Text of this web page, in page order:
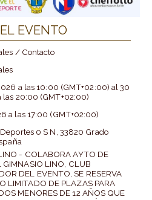
EVENTO
/ Contacto
a las10:00 (GMT+02:00) al30
las 20:00 (GMT+02:00)
a las17:00 (GMT+02:00)
0 S N, 33820 Grado
- COLABORA AYTO DE
GIMNASIO LINO, CLUB
DEL EVENTO, SE RESERVA
LIMITADO DE PLAZAS PARA
MENORES DE 12 AÑOS QUE